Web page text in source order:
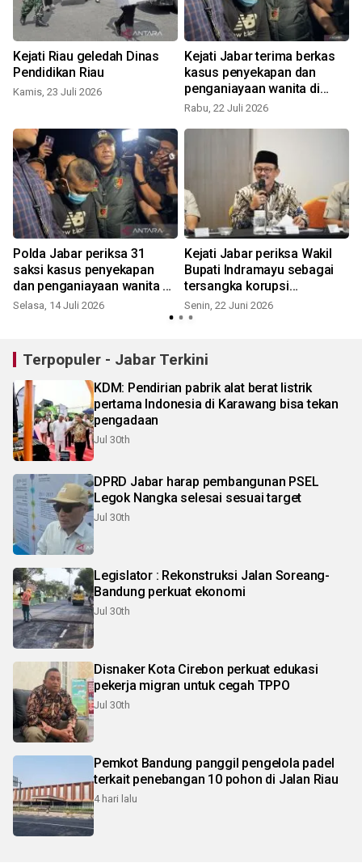
Kejati Riau geledah Dinas
Pendidikan Riau
Kamis, 23 Juli 2026
Kejati Jabar terima berkas
kasus penyekapan dan
penganiayaan wanita di
Bandung
Rabu, 22 Juli 2026
Polda Jabar periksa 31
saksi kasus penyekapan
dan penganiayaan wanita di
Bandung
Selasa, 14 Juli 2026
Kejati Jabar periksa Wakil
Bupati Indramayu sebagai
tersangka korupsi
tunjangan DPRD
Senin, 22 Juni 2026
Terpopuler - Jabar Terkini
KDM: Pendirian pabrik alat berat listrik
pertama Indonesia di Karawang bisa tekan
pengadaan
Jul 30th
DPRD Jabar harap pembangunan PSEL
Legok Nangka selesai sesuai target
Jul 30th
Legislator : Rekonstruksi Jalan Soreang-
Bandung perkuat ekonomi
Jul 30th
Disnaker Kota Cirebon perkuat edukasi
pekerja migran untuk cegah TPPO
Jul 30th
Pemkot Bandung panggil pengelola padel
terkait penebangan 10 pohon di Jalan Riau
4 hari lalu